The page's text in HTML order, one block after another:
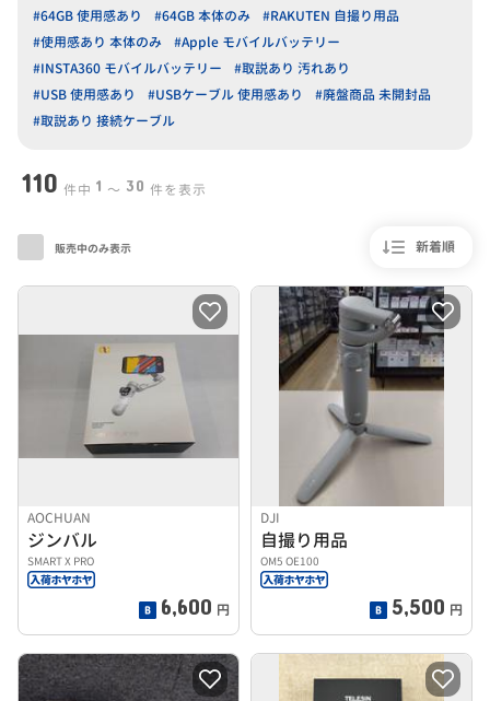
#64GB 使用感あり
#64GB 本体のみ
#RAKUTEN 自撮り用品
#使用感あり 本体のみ
#Apple モバイルバッテリー
#INSTA360 モバイルバッテリー
#取説あり 汚れあり
#USB 使用感あり
#USBケーブル 使用感あり
#廃盤商品 未開封品
#取説あり 接続ケーブル
110 件中 1 〜 30 件を表示
新着順
販売中のみ表示
AOCHUAN
ジンバル
SMART X PRO
6,600 円
DJI
自撮り用品
OM5 OE100
5,500 円